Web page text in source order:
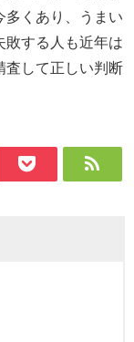
多くあり、うまい
敗する人も近年は
査して正しい判断